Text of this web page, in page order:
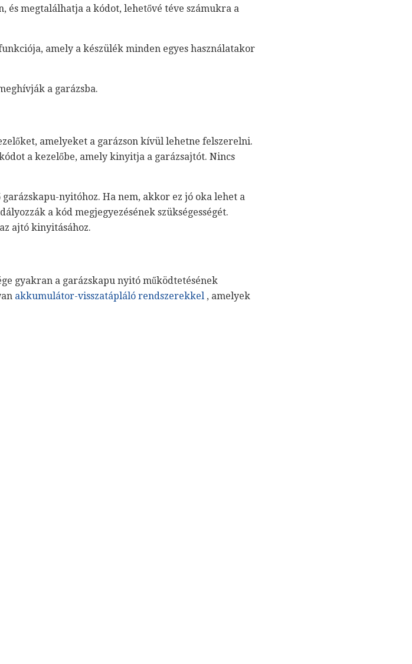
és megtalálhatja a kódot, lehetővé téve számukra a
amely a készülék minden egyes használatakor
a garázsba.
amelyeket a garázson kívül lehetne felszerelni.
a kezelőbe, amely kinyitja a garázsajtót. Nincs
nyitóhoz. Ha nem, akkor ez jó oka lehet a
a kód megjegyezésének szükségességét.
ajtó kinyitásához.
gyakran a garázskapu nyitó működtetésének
akkumulátor-visszatápláló rendszerekkel , amelyek